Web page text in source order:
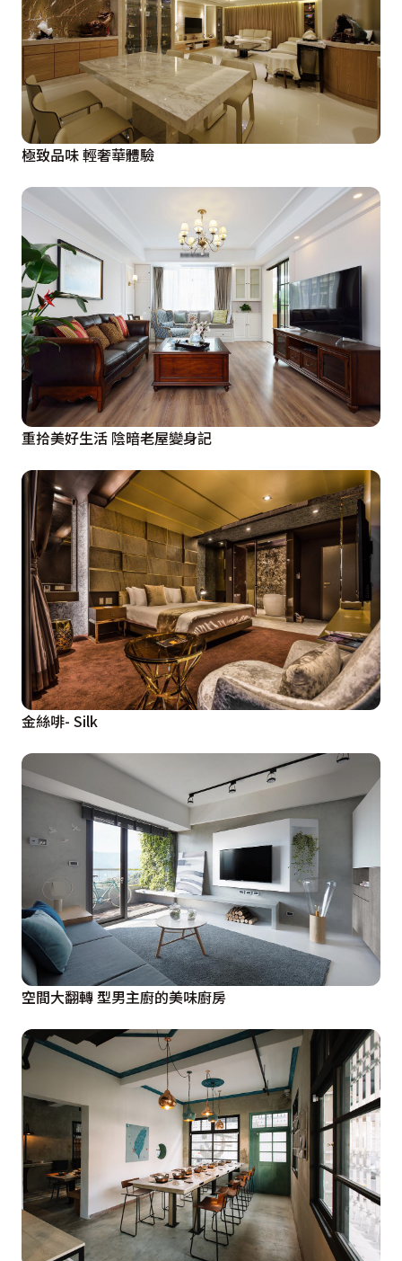
接黑白玫瑰圖騰繃布，烘托主臥房的華美氣勢；而孩房中
的桌體與窗簾線條皆力圖表現空間整體度，於簡約中變化
不同的表情層次。
極致品味 輕奢華體驗
重拾美好生活 陰暗老屋變身記
金絲啡- Silk
空間大翻轉 型男主廚的美味廚房